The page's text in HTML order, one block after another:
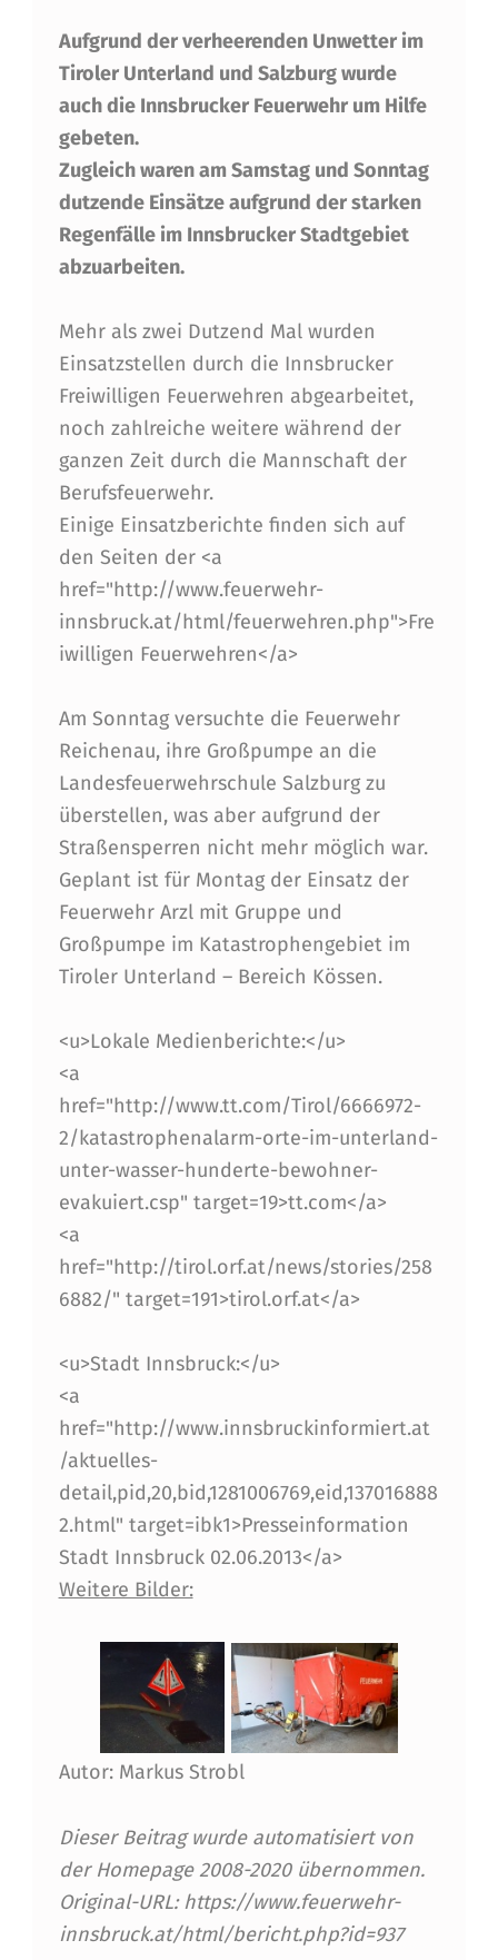
E
T
T
E
R
E
N
S
Ä
T
Z
E
I
N
I
N
S
B
R
U
C
K
H
I
L
F
E
F
Ü
S
T
.
J
O
H
A
N
S
A
L
Aufgrund der verheerenden Unwetter im
Tiroler Unterland und Salzburg wurde
auch die Innsbrucker Feuerwehr um Hilfe
gebeten.
Zugleich waren am Samstag und Sonntag
dutzende Einsätze aufgrund der starken
Regenfälle im Innsbrucker Stadtgebiet
abzuarbeiten.
Mehr als zwei Dutzend Mal wurden
Einsatzstellen durch die Innsbrucker
Freiwilligen Feuerwehren abgearbeitet,
noch zahlreiche weitere während der
ganzen Zeit durch die Mannschaft der
Berufsfeuerwehr.
Einige Einsatzberichte finden sich auf
den Seiten der <a
href="http://www.feuerwehr-
innsbruck.at/html/feuerwehren.php">Fre
iwilligen Feuerwehren</a>
Am Sonntag versuchte die Feuerwehr
Reichenau, ihre Großpumpe an die
Landesfeuerwehrschule Salzburg zu
überstellen, was aber aufgrund der
Straßensperren nicht mehr möglich war.
Geplant ist für Montag der Einsatz der
Feuerwehr Arzl mit Gruppe und
Großpumpe im Katastrophengebiet im
Tiroler Unterland – Bereich Kössen.
<u>Lokale Medienberichte:</u>
<a
href="http://www.tt.com/Tirol/6666972-
2/katastrophenalarm-orte-im-unterland-
unter-wasser-hunderte-bewohner-
evakuiert.csp" target=19>tt.com</a>
<a
href="http://tirol.orf.at/news/stories/258
6882/" target=191>tirol.orf.at</a>
<u>Stadt Innsbruck:</u>
<a
href="http://www.innsbruckinformiert.at
/aktuelles-
detail,pid,20,bid,1281006769,eid,137016888
2.html" target=ibk1>Presseinformation
Stadt Innsbruck 02.06.2013</a>
Weitere Bilder:
Autor: Markus Strobl
Dieser Beitrag wurde automatisiert von
der Homepage 2008-2020 übernommen.
Original-URL: https://www.feuerwehr-
innsbruck.at/html/bericht.php?id=937